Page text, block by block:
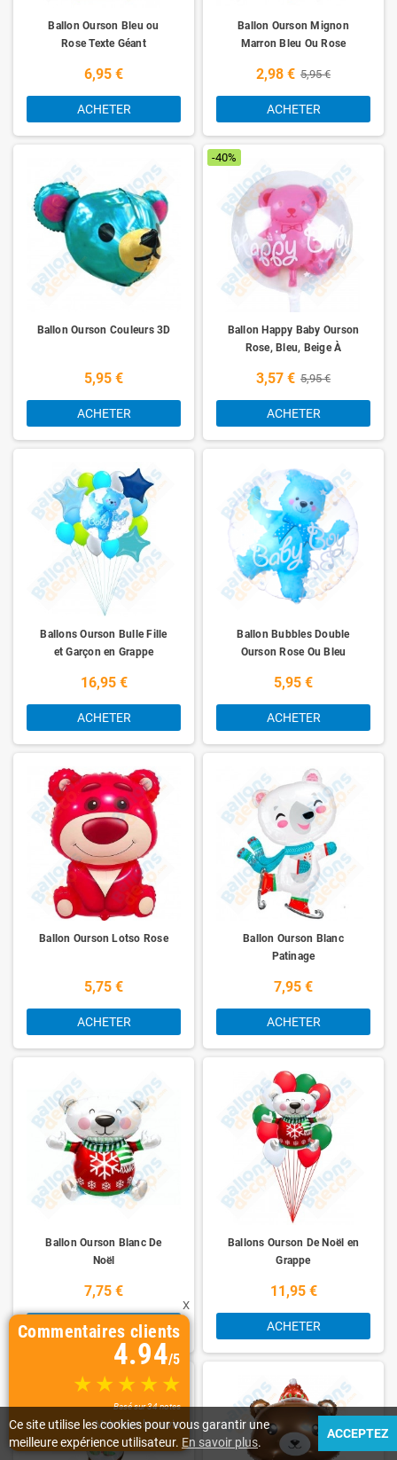
Ballon Ourson Bleu ou
Rose Texte Géant
6,95 €
ACHETER
Ballon Ourson Mignon
Marron Bleu Ou Rose
2,98 € 5,95 €
ACHETER
Ballon Ourson Couleurs 3D
5,95 €
ACHETER
-40%
Ballon Happy Baby Ourson
Rose, Bleu, Beige À
3,57 € 5,95 €
ACHETER
Ballons Ourson Bulle Fille
et Garçon en Grappe
16,95 €
ACHETER
Ballon Bubbles Double
Ourson Rose Ou Bleu
5,95 €
ACHETER
Ballon Ourson Lotso Rose
5,75 €
ACHETER
Ballon Ourson Blanc
Patinage
7,95 €
ACHETER
Ballon Ourson Blanc De
Noël
7,75 €
ACHETER
Ballons Ourson De Noël en
Grappe
11,95 €
ACHETER
X
Commentaires clients
4.94/5
Basé sur 34 notes
Voir tous les avis
Ce site utilise les cookies pour vous garantir une
meilleure expérience utilisateur. En savoir plus.
ACCEPTEZ